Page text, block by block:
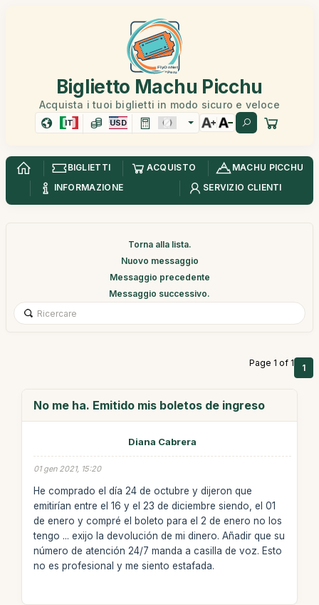
Biglietto Machu Picchu
Acquista i tuoi biglietti in modo sicuro e veloce
IT USD
BIGLIETTI ACQUISTO
MACHU PICCHU
INFORMAZIONE
SERVIZIO CLIENTI
Torna alla lista.
Nuovo messaggio
Messaggio precedente
Messaggio successivo.
Page 1 of 1 1
No me ha. Emitido mis boletos de ingreso
Diana Cabrera
01 gen 2021, 15:20
He comprado el día 24 de octubre y dijeron que
emitirían entre el 16 y el 23 de diciembre siendo, el 01
de enero y compré el boleto para el 2 de enero no los
tengo ... exijo la devolución de mi dinero. Añadir que su
número de atención 24/7 manda a casilla de voz. Esto
no es profesional y me siento estafada.